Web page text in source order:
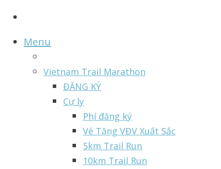
Menu
Vietnam Trail Marathon
ĐĂNG KÝ
Cự ly
Phí đăng ký
Vé Tặng VĐV Xuất Sắc
5km Trail Run
10km Trail Run